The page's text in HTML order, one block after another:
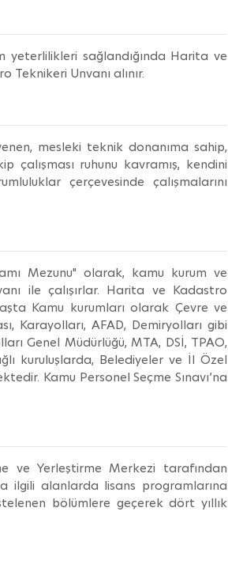
yeterlilikleri sağlandığında Harita ve
Unvanı alınır.
mesleki teknik donanıma sahip,
ruhunu kavramış, kendini
çerçevesinde çalışmalarını
Mezunu" olarak, kamu kurum ve
ile çalışırlar. Harita ve Kadastro
Kamu kurumları olarak Çevre ve
Karayolları, AFAD, Demiryolları gibi
Genel Müdürlüğü, MTA, DSİ, TPAO,
kuruluşlarda, Belediyeler ve İl Özel
Kamu Personel Seçme Sınavı’na
ve Yerleştirme Merkezi tarafından
ilgili alanlarda lisans programlarına
bölümlere geçerek dört yıllık